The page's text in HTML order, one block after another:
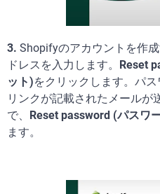
3. Shopifyのアカウントを作
ドレスを入力します。 Reset
ット)をクリックします。パ
リンクが記載されたメールが
で、 Reset password (パスワ
ます。